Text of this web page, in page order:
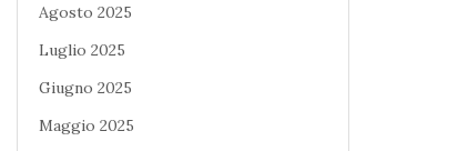
Agosto 2025
Luglio 2025
Giugno 2025
Maggio 2025